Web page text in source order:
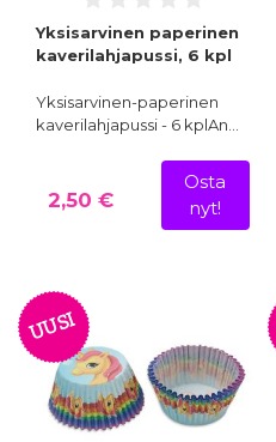
Yksisarvinen paperinen
kaverilahjapussi, 6 kpl
Yksisarvinen-paperinen
kaverilahjapussi - 6 kplAn…
2,50 €
Osta
nyt!
UUSI